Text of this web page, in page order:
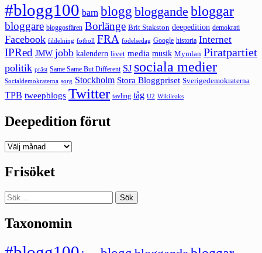
#blogg100 barn blogg bloggande bloggar
bloggare bloggosfären Borlänge Brit Stakston deepedition demokrati
Facebook fildelning fotboll FRA födelsedag Google historia Internet
IPRed JMW jobb kalendern livet media musik Mymlan Piratpartiet
politik präst Same Same But Different SJ sociala medier
Socialdemokraterna sorg Stockholm Stora Bloggpriset Sverigedemokraterna
TPB tweepblogs Twitter tävling tåg U2 Wikileaks
Deepedition förut
Deepedition
Frisöket
Sök
efter:
Taxonomin